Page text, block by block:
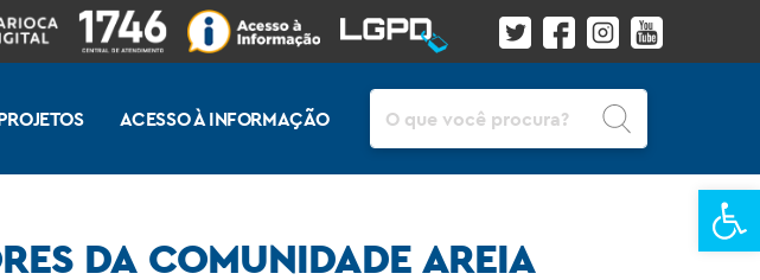
ACESSO À INFORMAÇÃO
DA COMUNIDADE AREIA